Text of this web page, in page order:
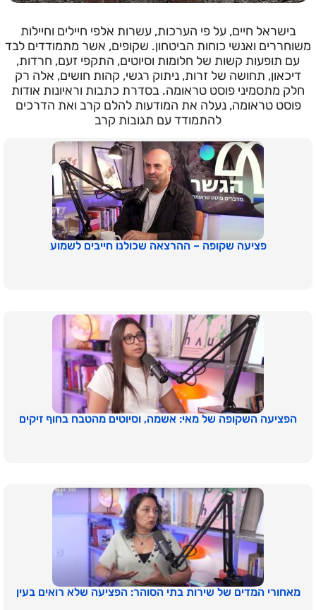
בישראל חיים, על פי הערכות, עשרות אלפי חיילים וחיילות
משוחררים ואנשי כוחות הביטחון. שקופים, אשר מתמודדים לבד
עם תופעות קשות של חלומות וסיוטים, התקפי זעם, חרדות,
דיכאון, תחושה של זרות, ניתוק רגשי, קהות חושים, אלה רק
חלק מתסמיני פוסט טראומה. בסדרת כתבות וראיונות אודות
פוסט טראומה, נעלה את המודעות להלם קרב ואת הדרכים
להתמודד עם תגובות קרב
פציעה שקופה – ההרצאה שכולנו חייבים לשמוע
הפציעה השקופה של מאי: אשמה, וסיוטים מהטבח בחוף זיקים
מאחורי המדים של שירות בתי הסוהר: הפציעה שלא רואים בעין